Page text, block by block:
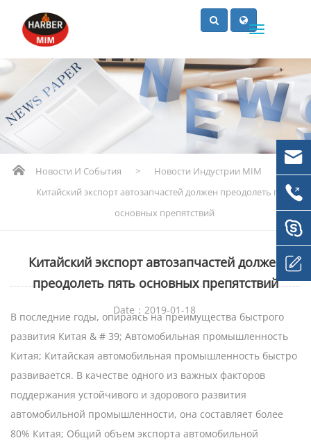
Новости И События > Новости Индустрии MIM
>
Китайский экспорт автозапчастей должен преодолеть пять
основных препятствий
Китайский экспорт автозапчастей должен
преодолеть пять основных препятствий
Date：2019-01-18
В последние годы, опираясь на преимущества быстрого
развития Китая & # 39; Автомобильная промышленность
Китая; Китайская автомобильная промышленность быстро
развивается. В качестве одного из важных факторов
поддержания устойчивого и здорового развития
автомобильной промышленности, она составляет более
80% Китая; Общий объем экспорта автомобильной